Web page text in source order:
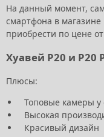
На данный момент,
смартфона в магазине
приобрести по цене
Хуавей P20 и
Плюсы:
Топовые камеры у
Высокая
Красивый дизайн